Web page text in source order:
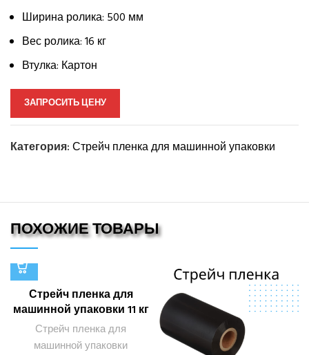
Ширина ролика: 500 мм
Вес ролика: 16 кг
Втулка: Картон
ЗАПРОСИТЬ ЦЕНУ
Категория:Стрейч пленка для машинной упаковки
ПОХОЖИЕ ТОВАРЫ
Стрейч пленка для
машинной упаковки 11 кг
Стрейч пленка для
машинной упаковки